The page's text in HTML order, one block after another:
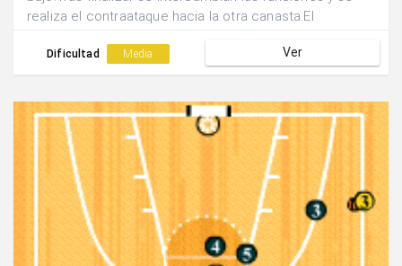
realiza el contraataque hacia la otra canasta.El
pasador se convierte en finalizador.
Dificultad Media Ver